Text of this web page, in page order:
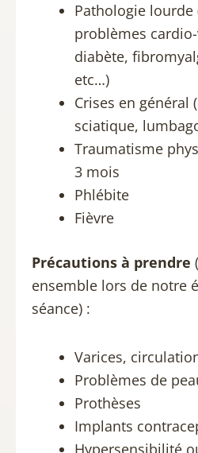
Pathologie lourde
problèmes
diabète,
etc…)
Crises en général
sciatique,
Traumatisme
3 mois
Phlébite
Fièvre​
Précautions à prendre
ensemble lors de notre
séance) :
Varices,
Problèmes de
Prothèses
Implants
Hypersensibilité